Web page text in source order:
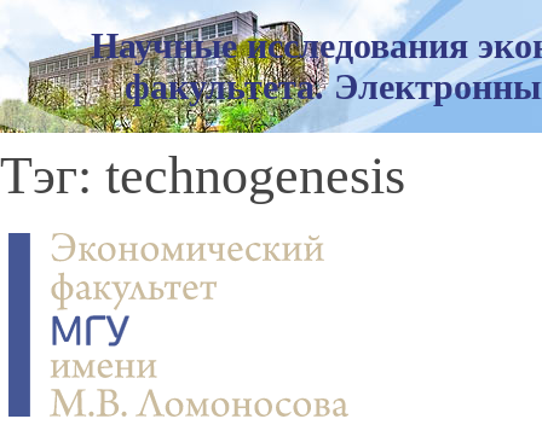
Научные исследования
факультета.
Тэг: technogenesis